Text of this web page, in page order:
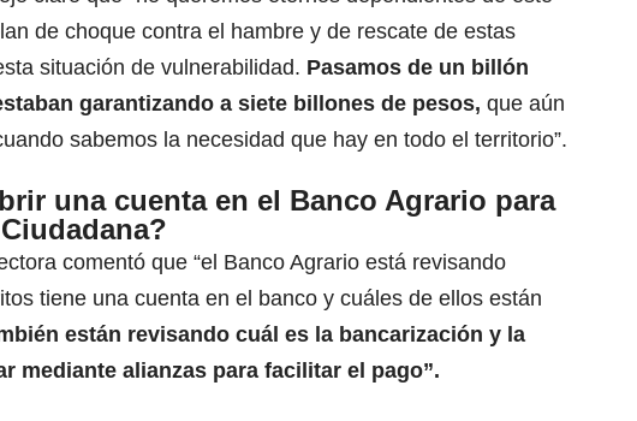
de choque contra el hambre y de rescate de estas
situación de vulnerabilidad. Pasamos de un billón
garantizando a siete billones de pesos, que aún
sabemos la necesidad que hay en todo el territorio”.
una cuenta en el Banco Agrario para
comentó que “el Banco Agrario está revisando
tiene una cuenta en el banco y cuáles de ellos están
están revisando cuál es la bancarización y la
mediante alianzas para facilitar el pago”.